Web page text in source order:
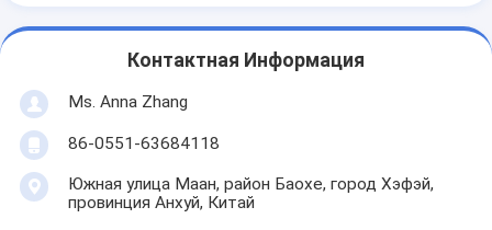
Контактная Информация
Ms. Anna Zhang
86-0551-63684118
Южная улица Маан, район Баохе, город Хэфэй,
провинция Анхуй, Китай